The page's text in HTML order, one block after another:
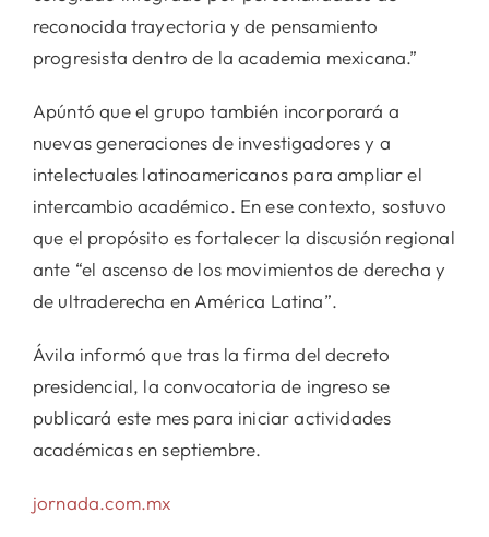
reconocida trayectoria y de pensamiento
progresista dentro de la academia mexicana.”
Apúntó que el grupo también incorporará a
nuevas generaciones de investigadores y a
intelectuales latinoamericanos para ampliar el
intercambio académico. En ese contexto, sostuvo
que el propósito es fortalecer la discusión regional
ante “el ascenso de los movimientos de derecha y
de ultraderecha en América Latina”.
Ávila informó que tras la firma del decreto
presidencial, la convocatoria de ingreso se
publicará este mes para iniciar actividades
académicas en septiembre.
jornada.com.mx